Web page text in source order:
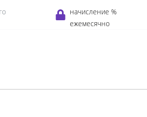
начисление %
ежемесячно